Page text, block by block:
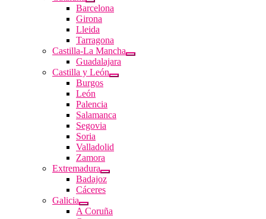
Barcelona
Girona
Lleida
Tarragona
Castilla-La Mancha
Guadalajara
Castilla y León
Burgos
León
Palencia
Salamanca
Segovia
Soria
Valladolid
Zamora
Extremadura
Badajoz
Cáceres
Galicia
A Coruña